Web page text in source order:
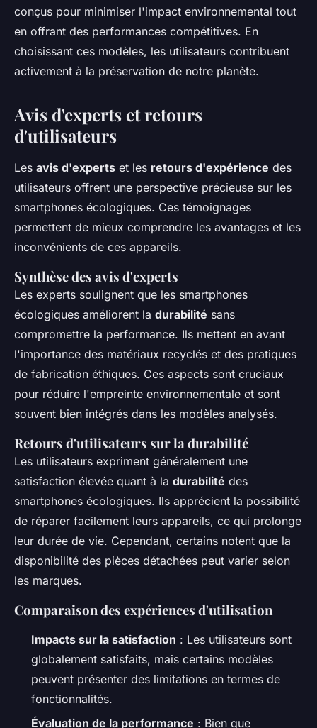
conçus pour minimiser l'impact environnemental tout
en offrant des performances compétitives. En
choisissant ces modèles, les utilisateurs contribuent
activement à la préservation de notre planète.
Avis d'experts et retours
d'utilisateurs
Les avis d'experts et les retours d'expérience des
utilisateurs offrent une perspective précieuse sur les
smartphones écologiques. Ces témoignages
permettent de mieux comprendre les avantages et les
inconvénients de ces appareils.
Synthèse des avis d'experts
Les experts soulignent que les smartphones
écologiques améliorent la durabilité sans
compromettre la performance. Ils mettent en avant
l'importance des matériaux recyclés et des pratiques
de fabrication éthiques. Ces aspects sont cruciaux
pour réduire l'empreinte environnementale et sont
souvent bien intégrés dans les modèles analysés.
Retours d'utilisateurs sur la durabilité
Les utilisateurs expriment généralement une
satisfaction élevée quant à la durabilité des
smartphones écologiques. Ils apprécient la possibilité
de réparer facilement leurs appareils, ce qui prolonge
leur durée de vie. Cependant, certains notent que la
disponibilité des pièces détachées peut varier selon
les marques.
Comparaison des expériences d'utilisation
Impacts sur la satisfaction : Les utilisateurs sont
globalement satisfaits, mais certains modèles
peuvent présenter des limitations en termes de
fonctionnalités.
Évaluation de la performance : Bien que